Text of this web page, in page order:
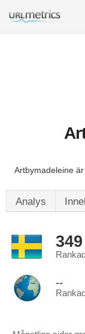
Artbymadeleine
Analys
--